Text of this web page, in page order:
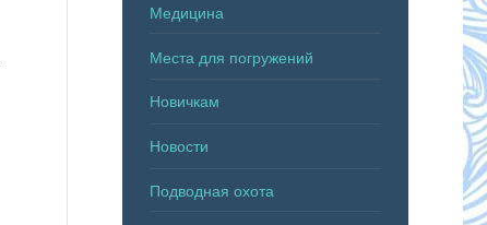
Медицина
Места для погружений
Новичкам
Новости
Подводная охота